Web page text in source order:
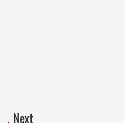
Next